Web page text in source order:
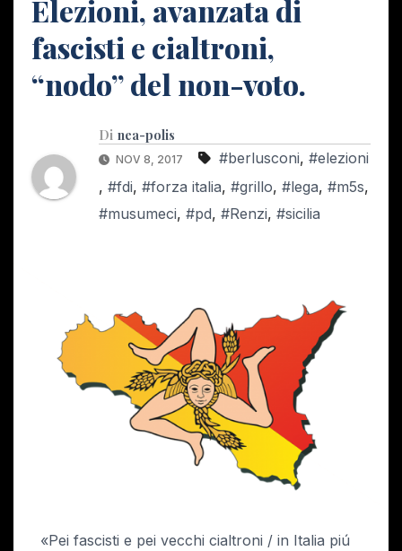
Elezioni, avanzata di
fascisti e cialtroni,
“nodo” del non-voto.
Di nea-polis
NOV 8, 2017 #berlusconi, #elezioni
, #fdi, #forza italia, #grillo, #lega, #m5s,
#musumeci, #pd, #Renzi, #sicilia
«Pei fascisti e pei vecchi cialtroni / in Italia piú